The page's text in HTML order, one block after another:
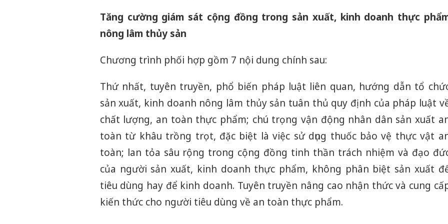
Tăng cường giám sát cộng đồng trong sản xuất, kinh doanh thực
nông lâm thủy sản
Chương trình phối hợp gồm 7 nội dung chính sau:
Thứ nhất, tuyên truyền, phổ biến pháp luật liên quan, hướng dẫn tổ
sản xuất, kinh doanh nông lâm thủy sản tuân thủ quy định của pháp luật
chất lượng, an toàn thực phẩm; chú trọng vận động nhân dân sản xuất
toàn từ khâu trồng trọt, đặc biệt là việc sử dụng thuốc bảo vệ thực vật
toàn; lan tỏa sâu rộng trong cộng đồng tinh thần trách nhiệm và đạo
của người sản xuất, kinh doanh thực phẩm, không phân biệt sản xuất
tiêu dùng hay để kinh doanh. Tuyên truyền nâng cao nhận thức và cung
kiến thức cho người tiêu dùng về an toàn thực phẩm.